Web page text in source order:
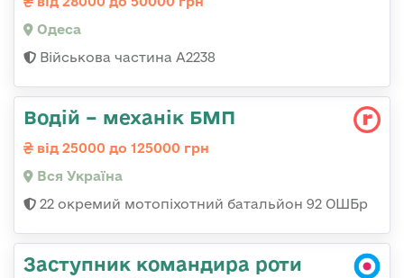
Одеса
Військова частина А2238
Водій – механік БМП
від 25000 до 125000 грн
Вся Україна
22 окремий мотопіхотний батальйон 92 ОШБр
Заступник командира роти